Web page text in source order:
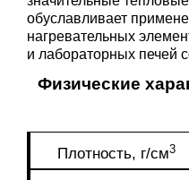
обуславливает
нагревательных
и лабораторных печей
Физические
Плотность, г/см3